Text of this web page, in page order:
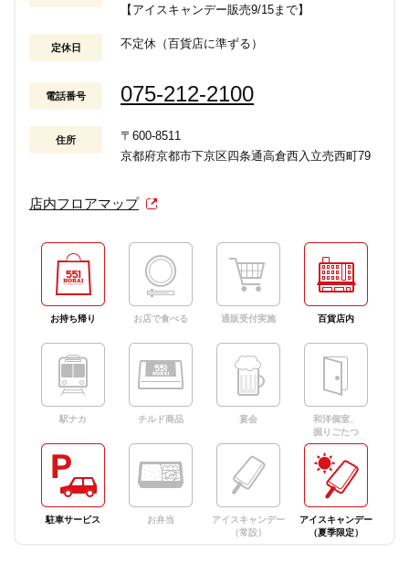
【アイスキャンデー販売9/15まで】
定休日 不定休（百貨店に準ずる）
電話番号 075-212-2100
住所
〒600-8511
京都府京都市下京区四条通高倉西入立売西町79
店内フロアマップ
お持ち帰り お店で食べる 通販受付実施 百貨店内
駅ナカ チルド商品 宴会
和洋個室、
掘りごたつ
駐車サービス お弁当
アイスキャンデー
（常設）
アイスキャンデー
（夏季限定）